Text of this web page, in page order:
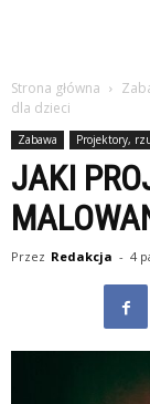
Strona główna
dla dzieci
Zabawa Projektory,
JAKI
Przez Redakcja - 4